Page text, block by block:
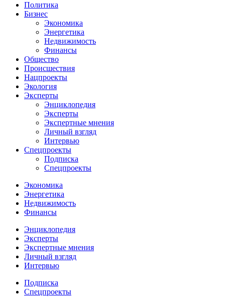
Политика
Бизнес
Экономика
Энергетика
Недвижимость
Финансы
Общество
Происшествия
Нацпроекты
Экология
Эксперты
Энциклопедия
Эксперты
Экспертные мнения
Личный взгляд
Интервью
Спецпроекты
Подписка
Спецпроекты
Экономика
Энергетика
Недвижимость
Финансы
Энциклопедия
Эксперты
Экспертные мнения
Личный взгляд
Интервью
Подписка
Спецпроекты